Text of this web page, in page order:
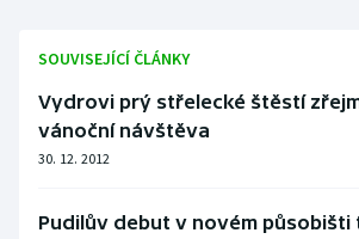
Lyže a snowboard
SOUVISEJÍCÍ ČLÁNKY
Vydrovi prý střelecké štěstí
vánoční návštěva
30. 12. 2012
Pudilův debut v novém